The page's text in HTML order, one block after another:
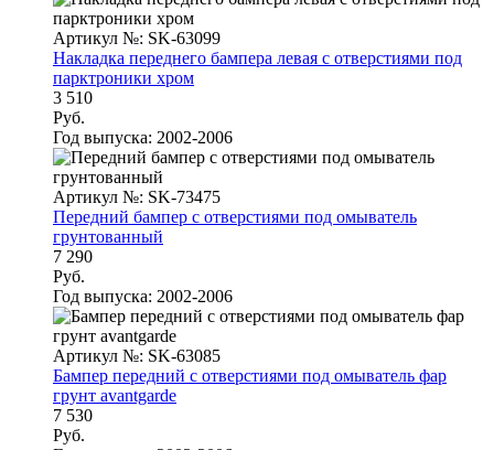
Артикул №: SK-63099
Накладка переднего бампера левая с отверстиями под
парктроники хром
3 510
Руб.
Год выпуска: 2002-2006
Артикул №: SK-73475
Передний бампер с отверстиями под омыватель
грунтованный
7 290
Руб.
Год выпуска: 2002-2006
Артикул №: SK-63085
Бампер передний с отверстиями под омыватель фар
грунт avantgarde
7 530
Руб.